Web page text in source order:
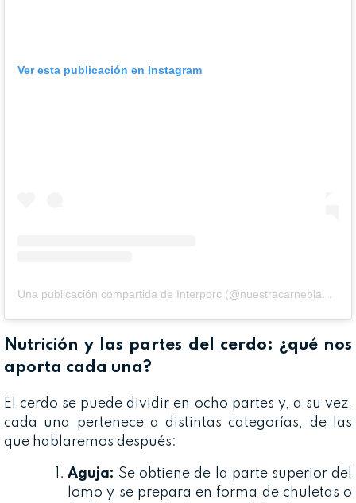
Ver esta publicación en Instagram
Una publicación compartida de Interporc (@nuestracarneblanca)
Nutrición y las partes del cerdo: ¿qué nos
aporta cada una?
El cerdo se puede dividir en ocho partes y, a su vez,
cada una pertenece a distintas categorías, de las
que hablaremos después:
Aguja: Se obtiene de la parte superior del
lomo y se prepara en forma de chuletas o